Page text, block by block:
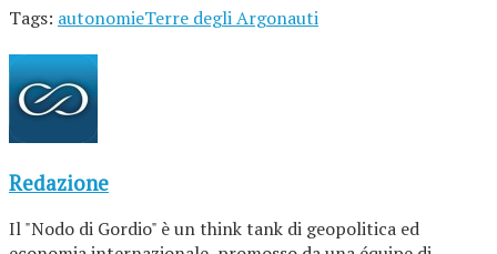
Tags: autonomieTerre degli Argonauti
Redazione
Il "Nodo di Gordio" è un think tank di geopolitica ed